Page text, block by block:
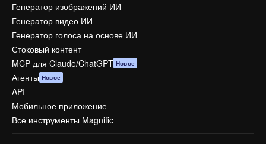
Генератор изображений ИИ
Генератор видео ИИ
Генератор голоса на основе ИИ
Стоковый контент
MCP для Claude/ChatGPT Новое
Агенты Новое
API
Мобильное приложение
Все инструменты Magnific